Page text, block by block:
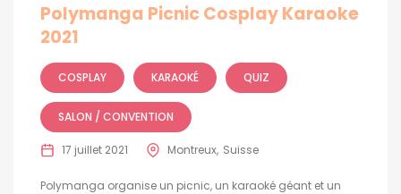
Polymanga Picnic Cosplay Karaoke
2021
COSPLAY KARAOKÉ QUIZ
SALON / CONVENTION
17 juillet 2021 Montreux Suisse
Polymanga organise un picnic, un karaoké géant et un